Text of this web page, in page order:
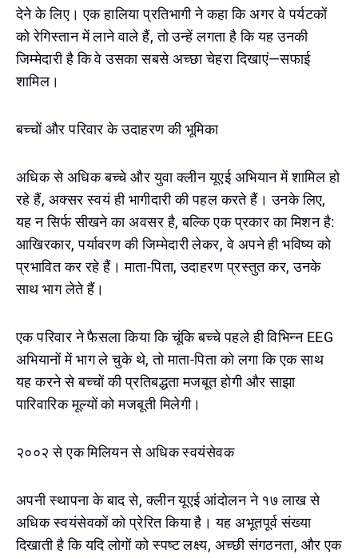
देने के लिए। एक हालिया प्रतिभागी ने कहा कि अगर वे पर्यटकों
को रेगिस्तान में लाने वाले हैं, तो उन्हें लगता है कि यह उनकी
जिम्मेदारी है कि वे उसका सबसे अच्छा चेहरा दिखाएं—सफाई
शामिल।
बच्चों और परिवार के उदाहरण की भूमिका
अधिक से अधिक बच्चे और युवा क्लीन यूएई अभियान में शामिल हो
रहे हैं, अक्सर स्वयं ही भागीदारी की पहल करते हैं। उनके लिए,
यह न सिर्फ सीखने का अवसर है, बल्कि एक प्रकार का मिशन है:
आखिरकार, पर्यावरण की जिम्मेदारी लेकर, वे अपने ही भविष्य को
प्रभावित कर रहे हैं। माता-पिता, उदाहरण प्रस्तुत कर, उनके
साथ भाग लेते हैं।
एक परिवार ने फैसला किया कि चूंकि बच्चे पहले ही विभिन्न EEG
अभियानों में भाग ले चुके थे, तो माता-पिता को लगा कि एक साथ
यह करने से बच्चों की प्रतिबद्धता मजबूत होगी और साझा
पारिवारिक मूल्यों को मजबूती मिलेगी।
२००२ से एक मिलियन से अधिक स्वयंसेवक
अपनी स्थापना के बाद से, क्लीन यूएई आंदोलन ने १७ लाख से
अधिक स्वयंसेवकों को प्रेरित किया है। यह अभूतपूर्व संख्या
दिखाती है कि यदि लोगों को स्पष्ट लक्ष्य, अच्छी संगठनता, और एक